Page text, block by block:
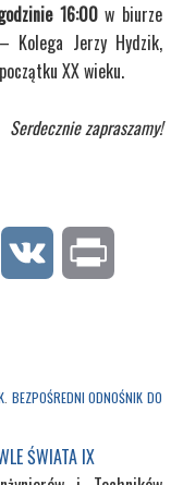
16:00w biurze
Kolega Jerzy Hydzik,
XX wieku.
Serdecznie zapraszamy!
Tumblr VK
. BEZPOŚREDNI ODNOŚNIK DO
ŚWIATA IX